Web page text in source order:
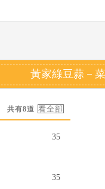
黃家綠豆蒜－
共有8道
35
35